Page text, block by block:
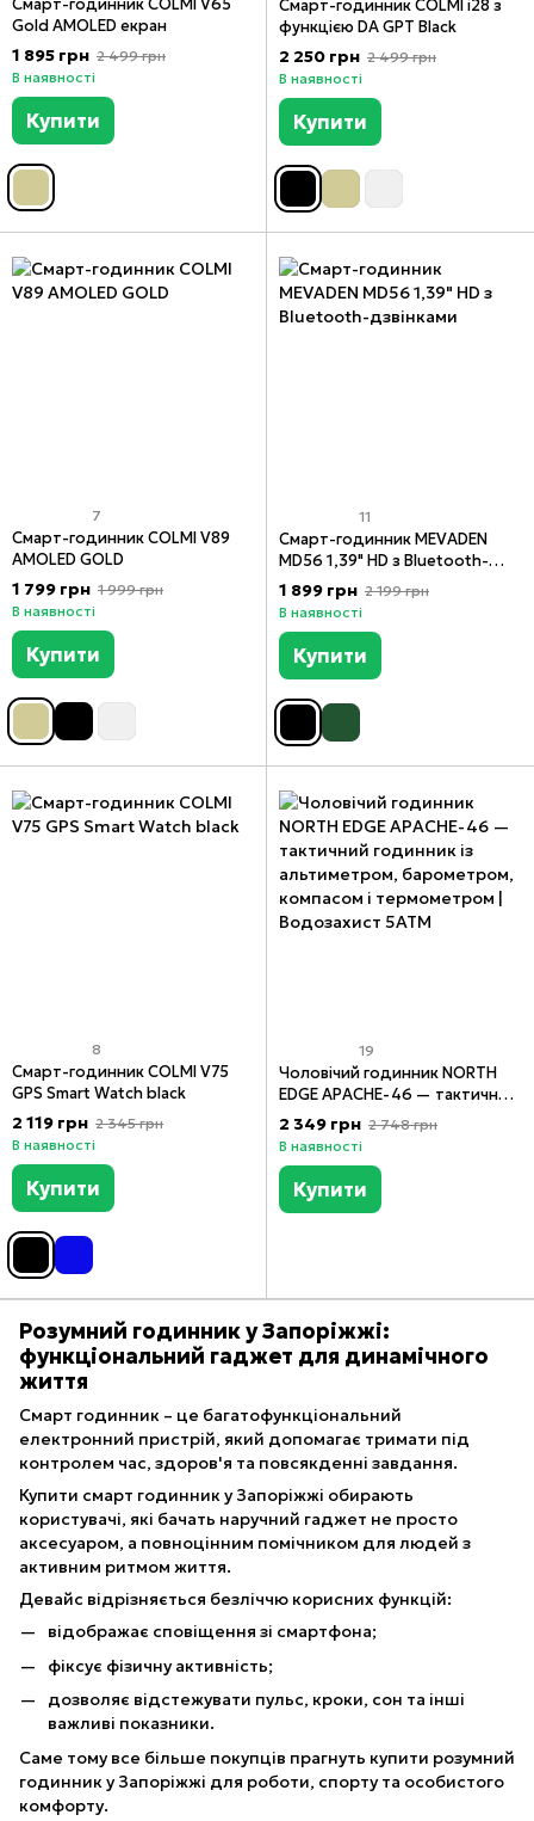
Gold AMOLED екран
1 895 грн 2 499 грн
В наявності
Купити
Смарт-годинник COLMI i28 з
функцією DA GPT Black
2 250 грн 2 499 грн
В наявності
Купити
7
Смарт-годинник COLMI V89
AMOLED GOLD
1 799 грн 1 999 грн
В наявності
Купити
11
Смарт-годинник MEVADEN
MD56 1,39" HD з Bluetooth-
дзвінками
1 899 грн 2 199 грн
В наявності
Купити
8
Смарт-годинник COLMI V75
GPS Smart Watch black
2 119 грн 2 345 грн
В наявності
Купити
19
Чоловічий годинник NORTH
EDGE APACHE-46 — тактичний
годинник із альтиметром,
барометром, компасом і
5ATM
2 349 грн 2 748 грн
В наявності
Купити
Розумний годинник у Запоріжжі:
функціональний гаджет для динамічного
життя
Смарт годинник – це багатофункціональний
електронний пристрій, який допомагає тримати під
контролем час, здоров'я та повсякденні завдання.
Купити смарт годинник у Запоріжжі обирають
користувачі, які бачать наручний гаджет не просто
аксесуаром, а повноцінним помічником для людей з
активним ритмом життя.
Девайс відрізняється безліччю корисних функцій:
відображає сповіщення зі смартфона;
фіксує фізичну активність;
дозволяє відстежувати пульс, кроки, сон та інші
важливі показники.
Саме тому все більше покупців прагнуть купити розумний
годинник у Запоріжжі для роботи, спорту та особистого
комфорту.